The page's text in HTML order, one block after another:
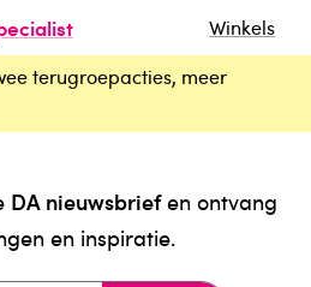
Winkels
terugroepacties, meer
DA nieuwsbriefen ontvang
en inspiratie.